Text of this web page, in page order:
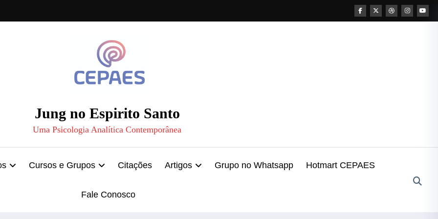
Jung no Espirito Santo
Uma Psicologia Analítica Contemporânea
Cursos e Grupos Citações Artigos Grupo no Whatsapp Hotmart CEPAES
Fale Conosco